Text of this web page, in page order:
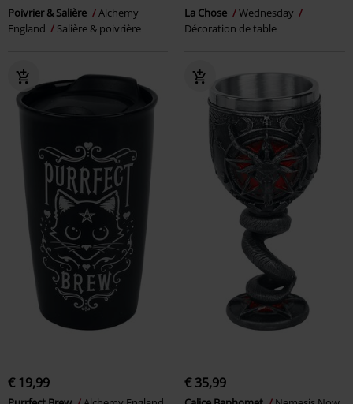
Poivrier & Salière
Alchemy
England
Salière & poivrière
La Chose
Wednesday
Décoration de table
€ 19,99 € 35,99